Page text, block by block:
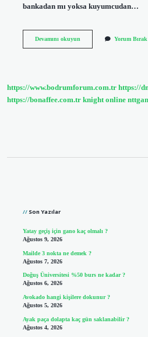
bankadan mı yoksa kuyumcudan…
Devamını okuyunKuyumcudanYorum Bırak
https://www.bodrumforum.com.tr https://
https://bonaffee.com.tr knight online
Son Yazılar
Yatay geçiş için gano kaç olmalı ?
Ağustos 9, 2026
Mailde 3 nokta ne demek ?
Ağustos 7, 2026
Doğuş Üniversitesi %50 burs ne kadar ?
Ağustos 6, 2026
Avokado hangi kişilere dokunur ?
Ağustos 5, 2026
Ayak paça dolapta kaç gün saklanabilir ?
Ağustos 4, 2026